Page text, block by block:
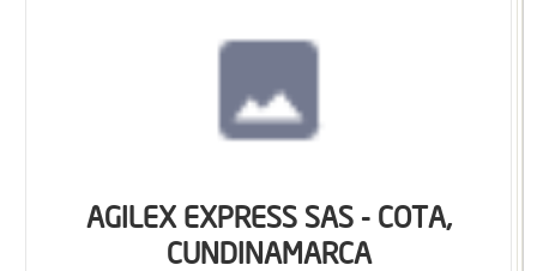
AGILEX EXPRESS SAS - COTA,
CUNDINAMARCA